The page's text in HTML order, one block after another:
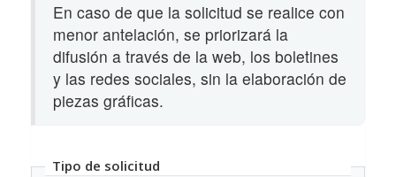
En caso de que la solicitud se realice con
menor antelación, se priorizará la
difusión a través de la web, los boletines
y las redes sociales, sin la elaboración de
piezas gráficas.
Tipo de solicitud